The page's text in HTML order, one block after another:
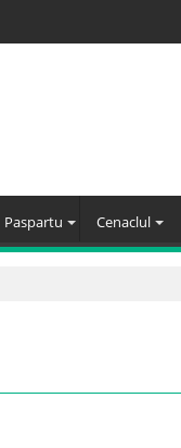
Paspartu Cenaclul